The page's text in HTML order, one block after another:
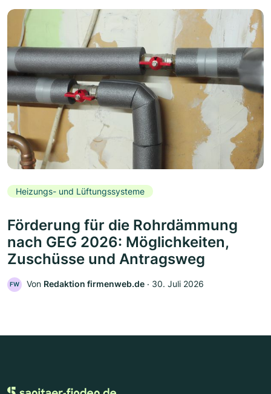
Heizungs- und Lüftungssysteme
Förderung für die Rohrdämmung
nach GEG 2026: Möglichkeiten,
Zuschüsse und Antragsweg
FW Von Redaktion firmenweb.de ‧ 30. Juli 2026